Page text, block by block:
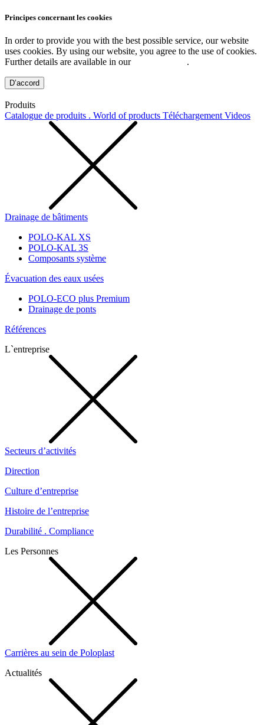
Principes concernant les cookies
In order to provide you with the best possible service, our website
uses cookies. By using our website, you agree to the use of cookies.
Further details are available in our
.
D’accord
Produits
Catalogue de produits . World of products Téléchargement Videos
Drainage de bâtiments
POLO-KAL XS
POLO-KAL 3S
Composants système
Évacuation des eaux usées
POLO-ECO plus Premium
Drainage de ponts
Références
L`entreprise
Secteurs d’activités
Direction
Culture d’entreprise
Histoire de l’entreprise
Durabilité . Compliance
Les Personnes
Carrières au sein de Poloplast
Actualités